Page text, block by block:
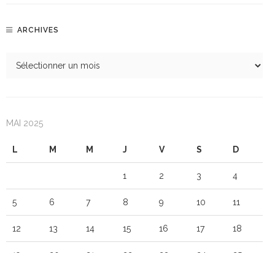
ARCHIVES
MAI 2025
L M M J V S D
1 2 3 4
5 6 7 8 9 10 11
12 13 14 15 16 17 18